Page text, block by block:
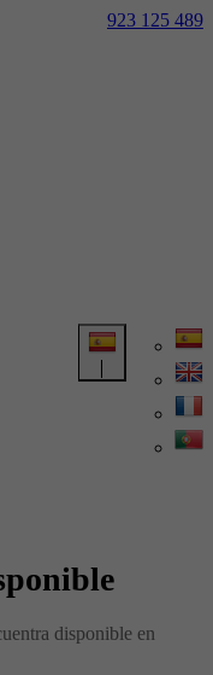
923 125 489
disponible en